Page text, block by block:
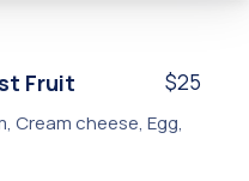
Fruit $25
, Cream cheese, Egg,